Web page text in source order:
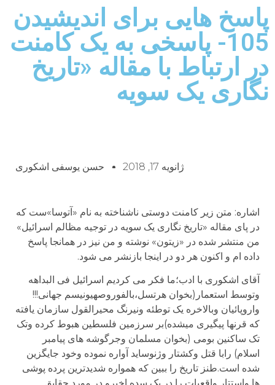
پاسخ هایی برای اندیشیدن
105- پاسخی به یک کامنت
در ارتباط با مقاله «تاریخ
نگاری یک سویه
ژانویه 17, 2018 حسن یوسفی اشکوری
اشاره: متن زیر کامنت دوستی ناشناخته به نام «آتوسا»ست که
در پای مقاله «تاریخ نگاری یک سویه در توجیه مظالم اسرائیل»
من منتشر شده در «زیتون» نوشته و من نیز در همانجا پاسخ
داده ام و اکنون هر دو در اینجا بازنشر می شود.
آقای اشکوری با ادب؛ما فکر می کردیم اسرائیل فی البداهه
وتوسط استعمار(بخوان هرتسل،بالفوروصهیونیسم جهانی!!!
واروپائیان وبالاخره یک توطئه ونیرنگ محیرالقول سازمان یافته
که قرنها پیگیری میشده)بر سرزمین فلسطین هبوط کرده وتک
تک ساکنین بومی (بخوان مسلمان وجرگوشه های پیامبر
اسلام) رابا قتل وکشتار وژنوساید آواره نموده وخود جایگزین
شده است.طنز تاریخ را ببین که همواره شدیدترین پرده پوشی